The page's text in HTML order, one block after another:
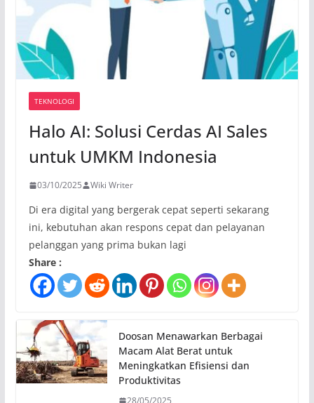
TEKNOLOGI
Halo AI: Solusi Cerdas AI Sales
untuk UMKM Indonesia
03/10/2025 Wiki Writer
Di era digital yang bergerak cepat seperti sekarang
ini, kebutuhan akan respons cepat dan pelayanan
pelanggan yang prima bukan lagi
Share :
Doosan Menawarkan Berbagai
Macam Alat Berat untuk
Meningkatkan Efisiensi dan
Produktivitas